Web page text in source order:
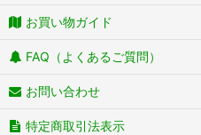
お買い物ガイド
FAQ（よくあるご質問）
お問い合わせ
特定商取引法表示